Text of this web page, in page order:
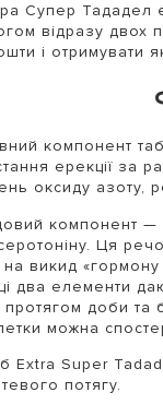
Супер Тададел
відразу двох
і отримувати
компонент
ерекції за
оксиду азоту,
компонент —
Ця
викид «гормону
два елементи
протягом доби
можна
Extra Super
потягу.